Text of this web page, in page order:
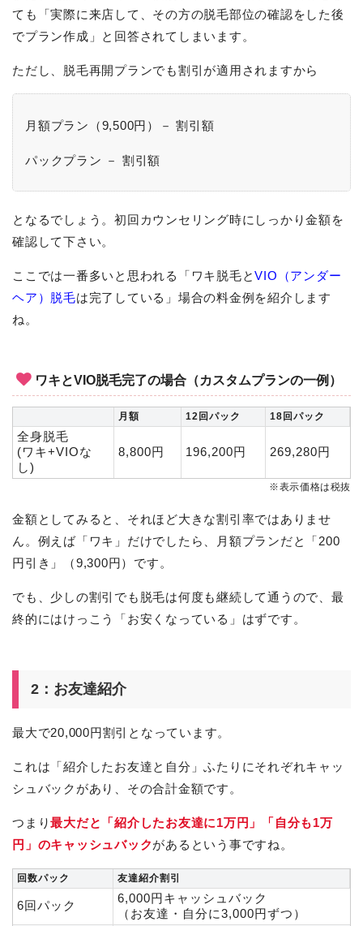
ても「実際に来店して、その方の脱毛部位の確認をした後
でプラン作成」と回答されてしまいます。
ただし、脱毛再開プランでも割引が適用されますから
月額プラン（9,500円）－ 割引額
パックプラン － 割引額
となるでしょう。初回カウンセリング時にしっかり金額を
確認して下さい。
ここでは一番多いと思われる「ワキ脱毛とVIO（アンダー
ヘア）脱毛は完了している」場合の料金例を紹介します
ね。
ワキとVIO脱毛完了の場合（カスタムプランの一例）
月額 12回パック 18回パック
全身脱毛
(ワキ+VIOな
し)
8,800円 196,200円 269,280円
※表示価格は税抜
金額としてみると、それほど大きな割引率ではありませ
ん。例えば「ワキ」だけでしたら、月額プランだと「200
円引き」（9,300円）です。
でも、少しの割引でも脱毛は何度も継続して通うので、最
終的にはけっこう「お安くなっている」はずです。
2：お友達紹介
最大で20,000円割引となっています。
これは「紹介したお友達と自分」ふたりにそれぞれキャッ
シュバックがあり、その合計金額です。
つまり最大だと「紹介したお友達に1万円」「自分も1万
円」のキャッシュバックがあるという事ですね。
回数パック 友達紹介割引
6回パック
6,000円キャッシュバック
（お友達・自分に3,000円ずつ）